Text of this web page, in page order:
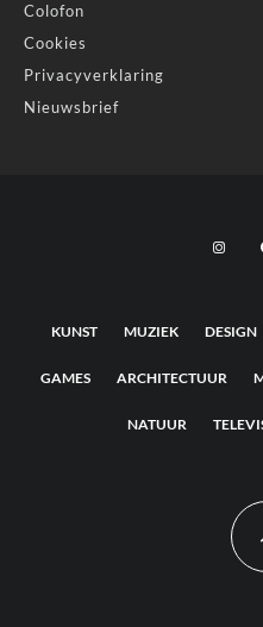
Colofon
Cookies
Privacyverklaring
Nieuwsbrief
KUNST MUZIEK DESIGN
GAMES ARCHITECTUUR
NATUUR